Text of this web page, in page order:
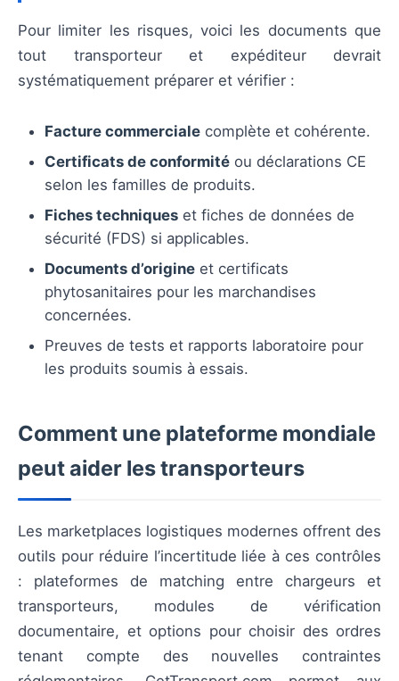
Pour limiter les risques, voici les documents que
tout transporteur et expéditeur devrait
systématiquement préparer et vérifier :
Facture commerciale complète et cohérente.
Certificats de conformité ou déclarations CE
selon les familles de produits.
Fiches techniques et fiches de données de
sécurité (FDS) si applicables.
Documents d’origine et certificats
phytosanitaires pour les marchandises
concernées.
Preuves de tests et rapports laboratoire pour
les produits soumis à essais.
Comment une plateforme mondiale
peut aider les transporteurs
Les marketplaces logistiques modernes offrent des
outils pour réduire l’incertitude liée à ces contrôles
: plateformes de matching entre chargeurs et
transporteurs, modules de vérification
documentaire, et options pour choisir des ordres
tenant compte des nouvelles contraintes